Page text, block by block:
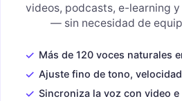
videos, podcasts, e-learning
— sin necesidad de
✓ Más de 120 voces naturales
✓ Ajuste fino de tono,
✓ Sincroniza la voz con video e